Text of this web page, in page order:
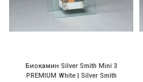
Биокамин Silver Smith Mini 3
PREMIUM White | Silver Smith